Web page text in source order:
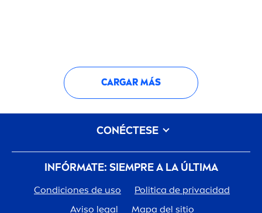
CARGAR MÁS
INFÓRMATE: SIEMPRE A LA ÚLTIMA
Condiciones de uso
Politica de privacidad
Aviso legal
Mapa del sitio
CONÉCTESE